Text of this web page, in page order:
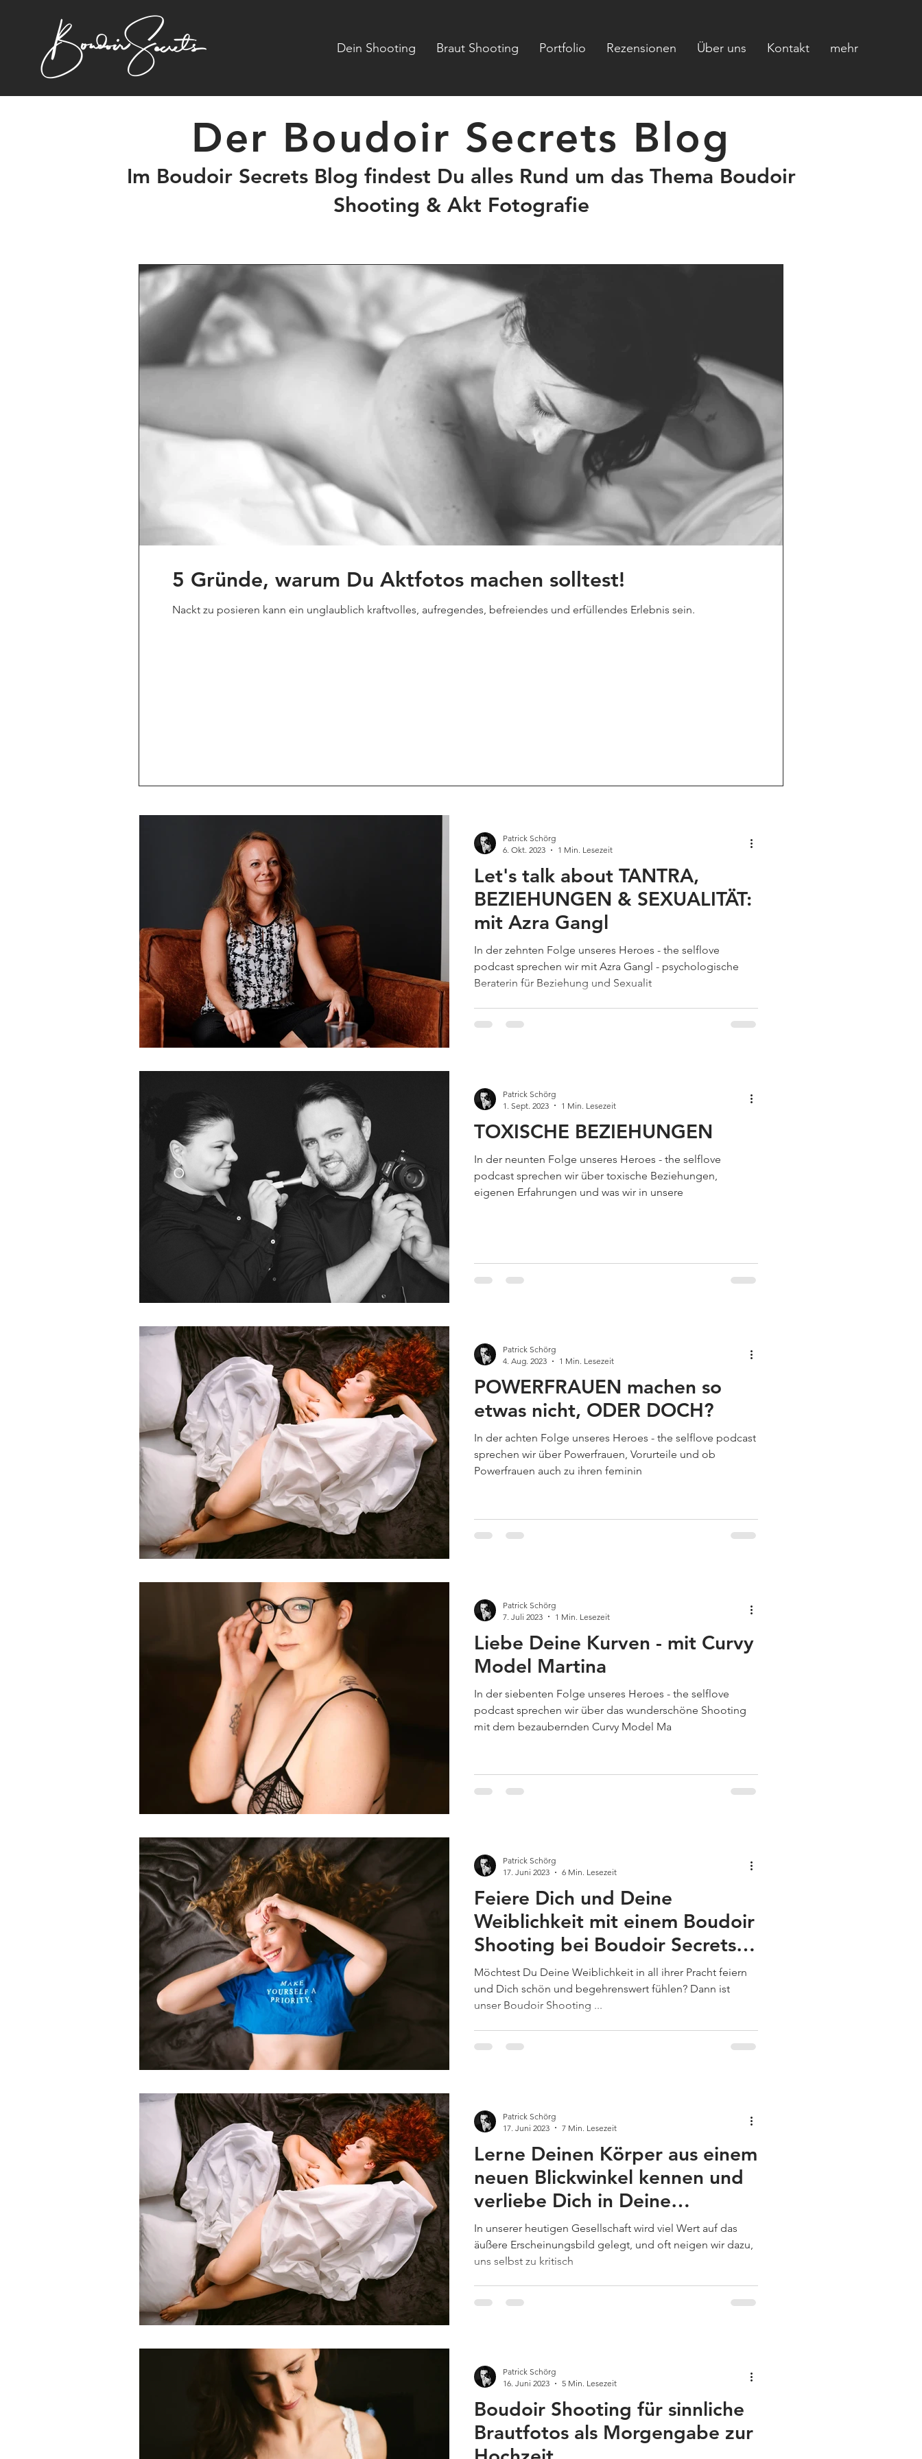
Dein Shooting Braut Shooting Portfolio Rezensionen Über uns Kontakt mehr
Der Boudoir Secrets Blog
Im Boudoir Secrets Blog findest Du alles Rund um das Thema Boudoir
Shooting & Akt Fotografie
5 Gründe, warum Du Aktfotos machen solltest!
Nackt zu posieren kann ein unglaublich kraftvolles, aufregendes, befreiendes und erfüllendes Erlebnis sein.
Let's talk about TANTRA,
BEZIEHUNGEN & SEXUALITÄT:
mit Azra Gangl
In der zehnten Folge unseres Heroes - the selflove
podcast sprechen wir mit Azra Gangl - psychologische
Beraterin für Beziehung und Sexualit
Patrick Schörg
6. Okt. 2023
1 Min. Lesezeit
TOXISCHE BEZIEHUNGEN
In der neunten Folge unseres Heroes - the selflove
podcast sprechen wir über toxische Beziehungen,
eigenen Erfahrungen und was wir in unsere
Patrick Schörg
1. Sept. 2023
1 Min. Lesezeit
POWERFRAUEN machen so
etwas nicht, ODER DOCH?
In der achten Folge unseres Heroes - the selflove podcast
sprechen wir über Powerfrauen, Vorurteile und ob
Powerfrauen auch zu ihren feminin
Patrick Schörg
4. Aug. 2023
1 Min. Lesezeit
Liebe Deine Kurven - mit Curvy
Model Martina
In der siebenten Folge unseres Heroes - the selflove
podcast sprechen wir über das wunderschöne Shooting
mit dem bezaubernden Curvy Model Ma
Patrick Schörg
7. Juli 2023
1 Min. Lesezeit
Feiere Dich und Deine
Weiblichkeit mit einem Boudoir
Shooting bei Boudoir Secrets in
Wien
Möchtest Du Deine Weiblichkeit in all ihrer Pracht feiern
und Dich schön und begehrenswert fühlen? Dann ist
unser Boudoir Shooting ...
Patrick Schörg
17. Juni 2023
6 Min. Lesezeit
Lerne Deinen Körper aus einem
neuen Blickwinkel kennen und
verliebe Dich in Deine
sinnlichen Seiten
In unserer heutigen Gesellschaft wird viel Wert auf das
äußere Erscheinungsbild gelegt, und oft neigen wir dazu,
uns selbst zu kritisch
Patrick Schörg
17. Juni 2023
7 Min. Lesezeit
Boudoir Shooting für sinnliche
Brautfotos als Morgengabe zur
Patrick Schörg
16. Juni 2023
5 Min. Lesezeit